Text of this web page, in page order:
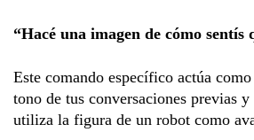
“Hacé una imagen de cómo sentís
Este comando específico actúa
tono de tus conversaciones previas
utiliza la figura de un robot como